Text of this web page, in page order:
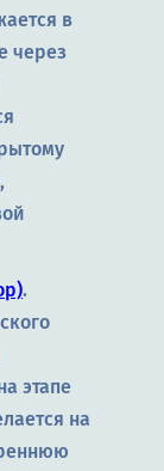
в
через
.
этапе
на